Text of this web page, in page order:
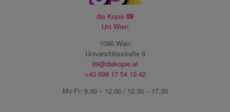
die Kopie 09
Uni Wien
1090 Wien
Universitätsstraße 8
09@diekopie.at
+43 699 17 54 15 42
Mo-Fr: 9.00 – 12.00 / 12.30 – 17.30